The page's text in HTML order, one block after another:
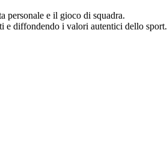
personale e il gioco di squadra.
e diffondendo i valori autentici dello sport.